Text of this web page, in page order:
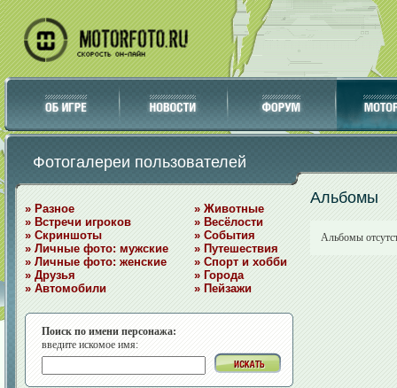
Фотогалереи пользователей
» Разное
» Встречи игроков
» Скриншоты
» Личные фото: мужские
» Личные фото: женские
» Друзья
» Автомобили
» Животные
» Весёлости
» События
» Путешествия
» Спорт и хобби
» Города
» Пейзажи
Поиск по имени персонажа:
введите искомое имя:
Альбомы
Альбомы